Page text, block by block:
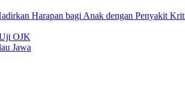
Harapan bagi Anak dengan Penyakit
OJK
Jawa